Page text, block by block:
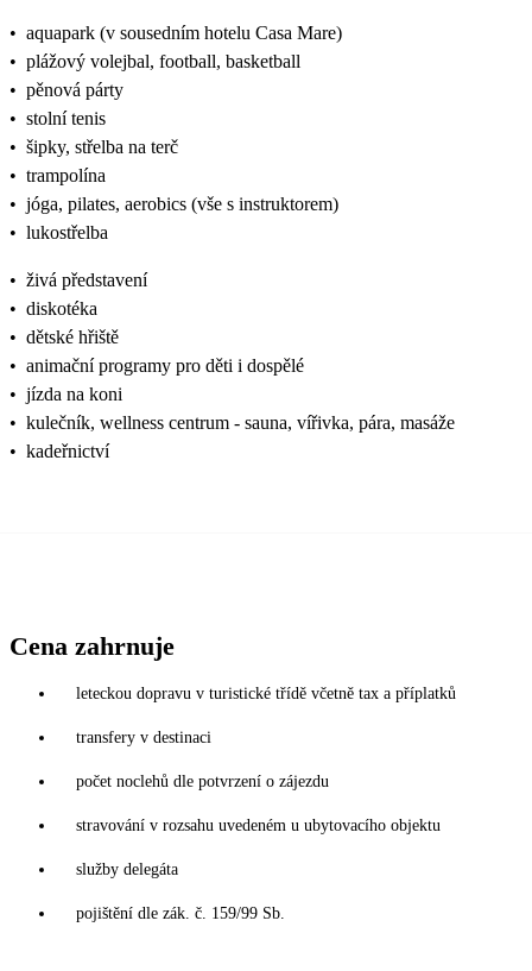
• aquapark (v sousedním hotelu Casa Mare)
• plážový volejbal, football, basketball
• pěnová párty
• stolní tenis
• šipky, střelba na terč
• trampolína
• jóga, pilates, aerobics (vše s instruktorem)
• lukostřelba
• živá představení
• diskotéka
• dětské hřiště
• animační programy pro děti i dospělé
• jízda na koni
• kulečník, wellness centrum - sauna, vířivka, pára, masáže
• kadeřnictví
Cena zahrnuje
leteckou dopravu v turistické třídě včetně tax a příplatků
transfery v destinaci
počet noclehů dle potvrzení o zájezdu
stravování v rozsahu uvedeném u ubytovacího objektu
služby delegáta
pojištění dle zák. č. 159/99 Sb.